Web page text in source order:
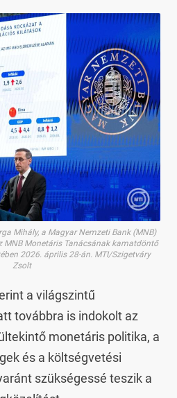
Mihály, a Magyar Nemzeti Bank (MNB)
Monetáris Tanácsának kamatdöntő
2026. április 28-án. MTI/Szigetváry
Zsolt
a világszintű
továbbra is indokolt az
monetáris politika, a
és a költségvetési
szükségessé teszik a